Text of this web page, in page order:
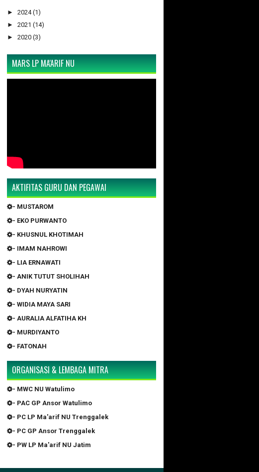
► 2024 (1)
► 2021 (14)
► 2020 (3)
MARS LP MA'ARIF NU
AKTIFITAS GURU DAN PEGAWAI
- MUSTAROM
- EKO PURWANTO
- KHUSNUL KHOTIMAH
- IMAM NAHROWI
- LIA ERNAWATI
- ANIK TUTUT SHOLIHAH
- DYAH NURYATIN
- WIDIA MAYA SARI
- AURALIA ALFATIHA KH
- MURDIYANTO
- FATONAH
ORGANISASI & LEMBAGA MITRA
- MWC NU Watulimo
- PAC GP Ansor Watulimo
- PC LP Ma'arif NU Trenggalek
- PC GP Ansor Trenggalek
- PW LP Ma'arif NU Jatim